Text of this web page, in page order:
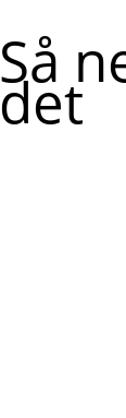
Så
det